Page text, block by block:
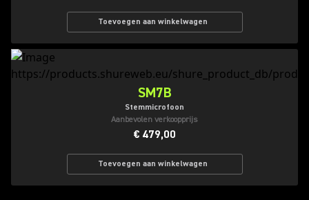
Toevoegen aan winkelwagen
SM7B
Stemmicrofoon
Aanbevolen verkoopprijs
€ 479,00
Toevoegen aan winkelwagen